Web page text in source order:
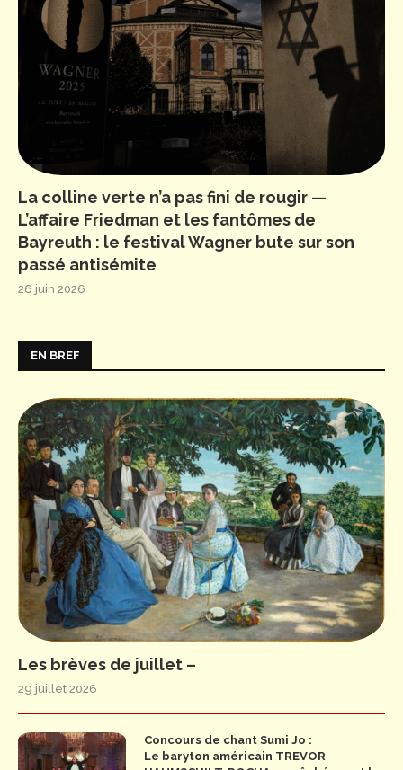
La colline verte n’a pas fini de rougir —
L’affaire Friedman et les fantômes de
Bayreuth : le festival Wagner bute sur son
passé antisémite
26 juin 2026
EN BREF
Les brèves de juillet –
29 juillet 2026
Concours de chant Sumi Jo :
Le baryton américain TREVOR